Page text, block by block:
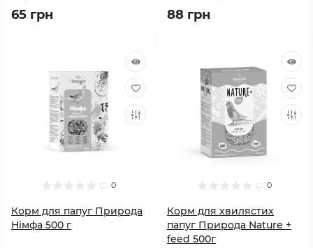
65 грн 88 грн
0
Корм для папуг Природа
Німфа 500 г
0
Корм для хвилястих
папуг Природа Nature +
feed 500г